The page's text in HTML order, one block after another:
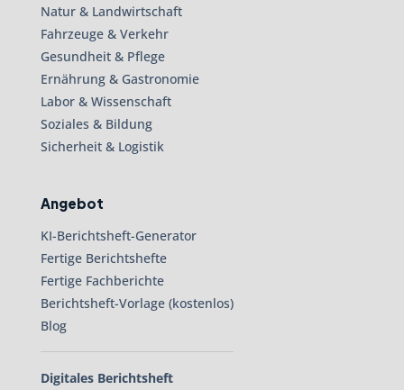
Natur & Landwirtschaft
Fahrzeuge & Verkehr
Gesundheit & Pflege
Ernährung & Gastronomie
Labor & Wissenschaft
Soziales & Bildung
Sicherheit & Logistik
Angebot
KI-Berichtsheft-Generator
Fertige Berichtshefte
Fertige Fachberichte
Berichtsheft-Vorlage (kostenlos)
Blog
Digitales Berichtsheft